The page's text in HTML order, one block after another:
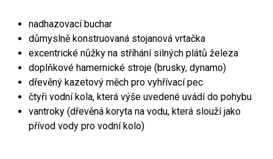
nadhazovací buchar
důmyslně konstruovaná stojanová vrtačka
excentrické nůžky na stříhání silných plátů železa
doplňkové hamernické stroje (brusky, dynamo)
dřevěný kazetový měch pro vyhřívací pec
čtyři vodní kola, která výše uvedené uvádí do pohybu
vantroky (dřevěná koryta na vodu, která slouží jako
přívod vody pro vodní kolo)